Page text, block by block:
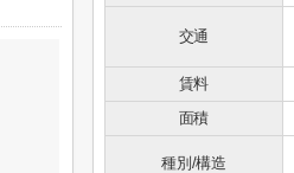
交通
賃料
面積
種別/構造